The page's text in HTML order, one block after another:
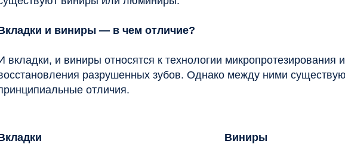
Используются для реконструкции
поверхности
Устанавливаются на жевательные
зубы
Воссоздают естественную форму
Изготавливаются из золота,
зубных рядов
Фиксируются в зоне улыбки
Предназначены только для
материалов для абсолютной